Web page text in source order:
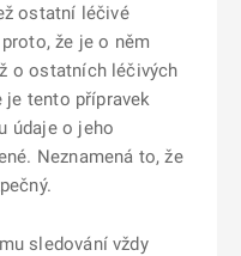
ostatní léčivé
že je o něm
o ostatních léčivých
je tento přípravek
údaje o jeho
Neznamená to, že
sledování vždy